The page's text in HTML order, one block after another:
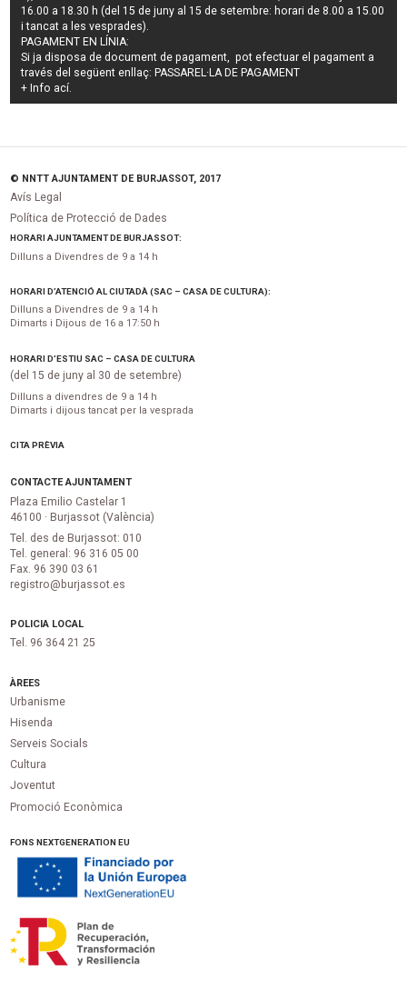
16.00 a 18.30 h (del 15 de juny al 15 de setembre: horari de 8.00 a 15.00
i tancat a les vesprades).
PAGAMENT EN LÍNIA:
Si ja disposa de document de pagament, pot efectuar el pagament a
través del següent enllaç: PASSAREL·LA DE PAGAMENT
+ Info ací.
© NNTT AJUNTAMENT DE BURJASSOT, 2017
Avís Legal
Política de Protecció de Dades
HORARI AJUNTAMENT DE BURJASSOT:
Dilluns a Divendres de 9 a 14 h
HORARI D’ATENCIÓ AL CIUTADÀ (SAC – CASA DE CULTURA):
Dilluns a Divendres de 9 a 14 h
Dimarts i Dijous de 16 a 17:50 h
HORARI D’ESTIU SAC – CASA DE CULTURA
(del 15 de juny al 30 de setembre)
Dilluns a divendres de 9 a 14 h
Dimarts i dijous tancat per la vesprada
CITA PRÈVIA
CONTACTE AJUNTAMENT
Plaza Emilio Castelar 1
46100 · Burjassot (València)
Tel. des de Burjassot: 010
Tel. general: 96 316 05 00
Fax. 96 390 03 61
registro@burjassot.es
POLICIA LOCAL
Tel. 96 364 21 25
ÀREES
Urbanisme
Hisenda
Serveis Socials
Cultura
Joventut
Promoció Econòmica
FONS NEXTGENERATION EU